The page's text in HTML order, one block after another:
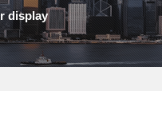
display